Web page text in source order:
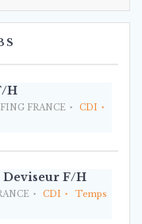
H
FRANCE
CDI
F/H
CDI
Temps